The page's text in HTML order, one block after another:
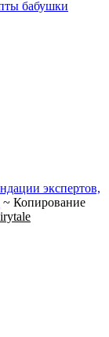
бабушки
экспертов,
~ Копирование